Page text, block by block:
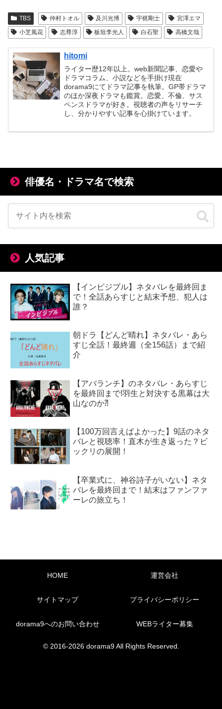
TBS 仲村トオル 及川光博 宇梶剛士
宮澤エマ
小芝風花
志尊淳 板垣李光人 白石聖 高橋文哉
hitomi
ライター歴12年以上。web新聞記事、恋愛や
ドラマコラム、小説などを手掛け現在
dorama9にてドラマ記事を執筆。GP帯ドラマ
のほか深夜ドラマも鑑賞。恋愛、不倫、サス
ペンスドラマが好き。視聴者の声をリサーチ
し、分かりやすい記事を心掛けています。
俳優名・ドラマ名で検索
人気記事
【インビジブル】ネタバレを最終回ま
で！全話あらすじと結末予想、犯人は
誰？
朝ドラ【どんど晴れ】ネタバレ・あら
すじ全話！最終週（全156話）まで紹
介
【アバランチ】のネタバレ・あらすじ
を最終回まで!羽生と対決する黒幕は大
山なのか⁈
【100万回言えばよかった】9話のネタ
バレと視聴率！直木が生き返った？ビ
ックリの展開！
【卒業式に、神谷詩子がいない】ネタ
バレを最終回まで！結末はファンファ
ーレの旅立ち！
HOME 運営会社
サイトマップ プライバシーポリシー
dorama9へのお問い合わせ WEBライター募集
© 2016-2026 dorama9 All Rights Reserved.